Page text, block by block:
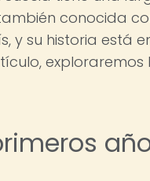
conocida
y su historia está